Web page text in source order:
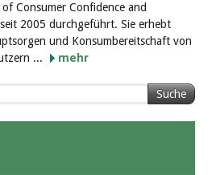
Consumer Confidence and
2005 durchgeführt. Sie erhebt
und Konsumbereitschaft von
...
mehr
Suche